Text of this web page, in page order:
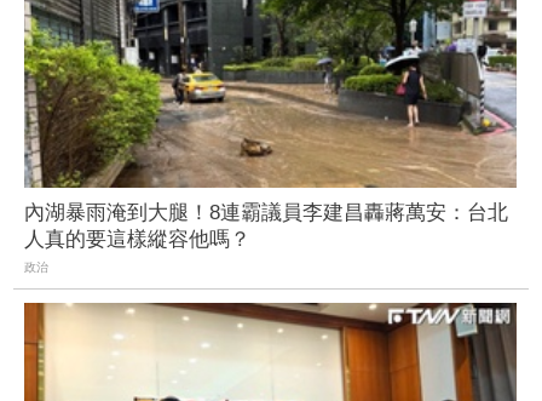
內湖暴雨淹到大腿！8連霸議員李建昌轟蔣萬安：台北
人真的要這樣縱容他嗎？
政治